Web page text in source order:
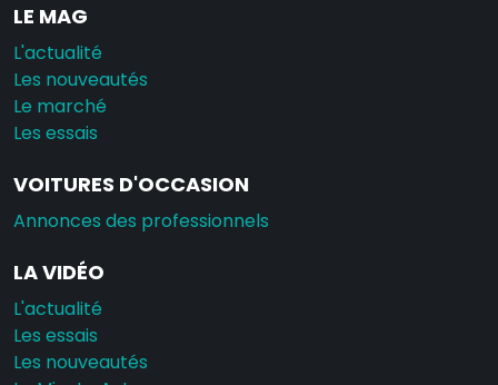
LE MAG
L'actualité
Les nouveautés
Le marché
Les essais
VOITURES D'OCCASION
Annonces des professionnels
LA VIDÉO
L'actualité
Les essais
Les nouveautés